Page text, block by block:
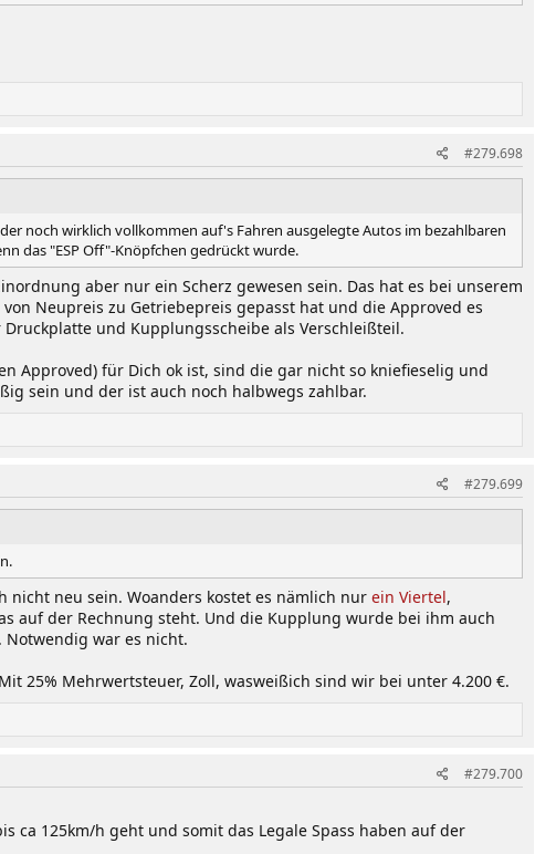
#279.698
noch wirklich vollkommen auf's Fahren ausgelegte Autos im bezahlbaren
das "ESP Off"-Knöpfchen gedrückt wurde.
aber nur ein Scherz gewesen sein. Das hat es bei unserem
Neupreis zu Getriebepreis gepasst hat und die Approved es
und Kupplungsscheibe als Verschleißteil.
Approved) für Dich ok ist, sind die gar nicht so kniefieselig und
sein und der ist auch noch halbwegs zahlbar.
#279.699
neu sein. Woanders kostet es nämlich nur ein Viertel,
auf der Rechnung steht. Und die Kupplung wurde bei ihm auch
war es nicht.
25% Mehrwertsteuer, Zoll, wasweißich sind wir bei unter 4.200 €.
#279.700
ca 125km/h geht und somit das Legale Spass haben auf der